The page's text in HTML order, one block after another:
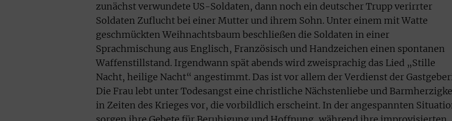
zunächst verwundete US-Soldaten, dann noch ein deutscher Trupp verirrter
Soldaten Zuflucht bei einer Mutter und ihrem Sohn. Unter einem mit Watte
geschmückten Weihnachtsbaum beschließen die Soldaten in einer
Sprachmischung aus Englisch, Französisch und Handzeichen einen spontanen
Waffenstillstand. Irgendwann spät abends wird zweisprachig das Lied „Stille
Nacht, heilige Nacht“ angestimmt. Das ist vor allem der Verdienst der
Die Frau lebt unter Todesangst eine christliche Nächstenliebe und
in Zeiten des Krieges vor, die vorbildlich erscheint. In der angespannten